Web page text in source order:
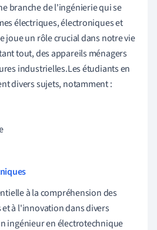
branche de l'ingénierie qui se
électriques, électroniques et
joue un rôle crucial dans notre vie
tout, des appareils ménagers
industrielles.Les étudiants en
divers sujets, notamment :
à la compréhension des
à l'innovation dans divers
ingénieur en électrotechnique